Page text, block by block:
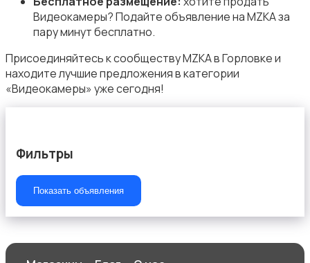
Видеокамеры? Подайте объявление на MZKA за
пару минут бесплатно.
Присоединяйтесь к сообществу MZKA в Горловке и
находите лучшие предложения в категории
«Видеокамеры» уже сегодня!
Фильтры
Показать объявления